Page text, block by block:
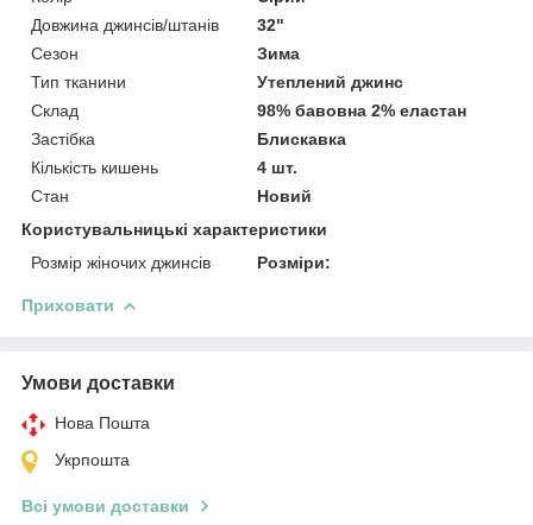
Довжина джинсів/штанів
32"
Сезон
Зима
Тип тканини
Утеплений джинс
Склад
98% бавовна 2% еластан
Застібка
Блискавка
Кількість кишень
4 шт.
Стан
Новий
Користувальницькі характеристики
Розмір жіночих джинсів
Розміри:
Приховати
Умови доставки
Нова Пошта
Укрпошта
Всі умови доставки